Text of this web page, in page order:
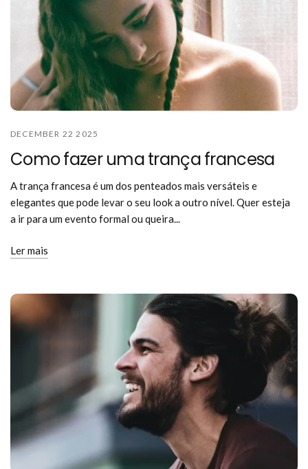
DECEMBER 22 2025
Como fazer uma trança francesa
A trança francesa é um dos penteados mais versáteis e
elegantes que pode levar o seu look a outro nível. Quer esteja
a ir para um evento formal ou queira...
Ler mais